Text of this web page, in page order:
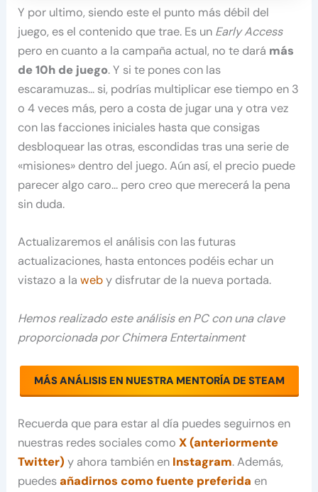
Y por ultimo, siendo este el punto más débil del
juego, es el contenido que trae. Es un Early Access
pero en cuanto a la campaña actual, no te dará más
de 10h de juego. Y si te pones con las
escaramuzas… si, podrías multiplicar ese tiempo en 3
o 4 veces más, pero a costa de jugar una y otra vez
con las facciones iniciales hasta que consigas
desbloquear las otras, escondidas tras una serie de
«misiones» dentro del juego. Aún así, el precio puede
parecer algo caro… pero creo que merecerá la pena
sin duda.
Actualizaremos el análisis con las futuras
actualizaciones, hasta entonces podéis echar un
vistazo a laweby disfrutar de la nueva portada.
Hemos realizado este análisis en PC con una clave
proporcionada por Chimera Entertainment
MÁS ANÁLISIS EN NUESTRA MENTORÍA DE STEAM
Recuerda que para estar al día puedes seguirnos en
nuestras redes sociales comoX (anteriormente
Twitter) y ahora también en Instagram. Además,
puedesañadirnos como fuente preferida en